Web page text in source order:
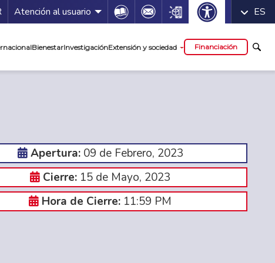
servicios
Atención al usuario Icon Icon Icon ES
BienestarInvestigaciónExtensión y sociedad Financiación
Apertura: 09 de Febrero, 2023
Cierre: 15 de Mayo, 2023
Hora de Cierre: 11:59 PM